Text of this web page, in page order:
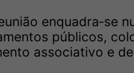
enquadra‑se
públicos,
associativo e